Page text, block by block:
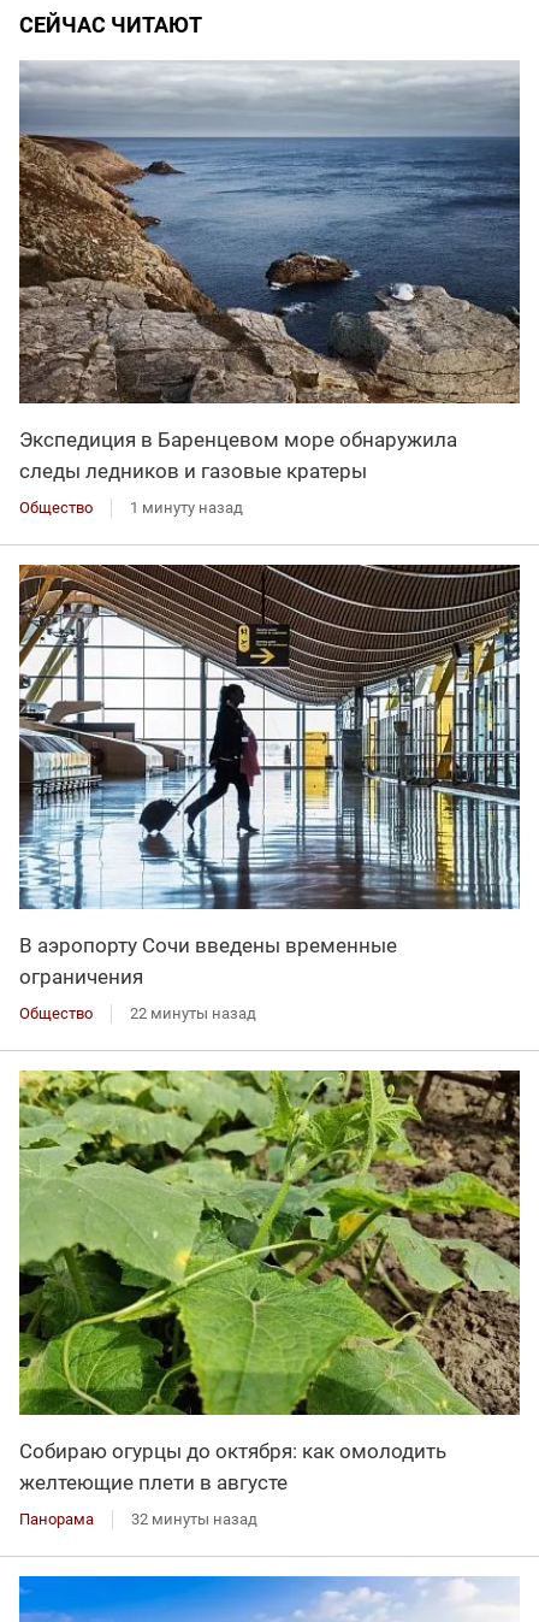
СЕЙЧАС ЧИТАЮТ
Экспедиция в Баренцевом море обнаружила
следы ледников и газовые кратеры
Общество 1 минуту назад
В аэропорту Сочи введены временные
ограничения
Общество 22 минуты назад
Собираю огурцы до октября: как омолодить
желтеющие плети в августе
Панорама 32 минуты назад